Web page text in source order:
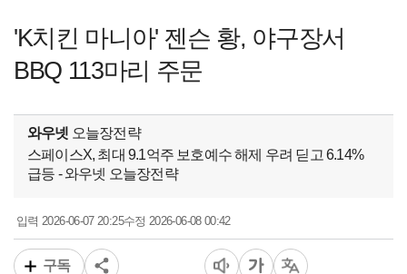
'K치킨 마니아' 젠슨 황, 야구장서
BBQ 113마리 주문
와우넷 오늘장전략
스페이스X, 최대 9.1억주 보호예수 해제 우려 딛고 6.14%
급등 - 와우넷 오늘장전략
입력2026-06-07 20:25수정 2026-06-08 00:42
구독